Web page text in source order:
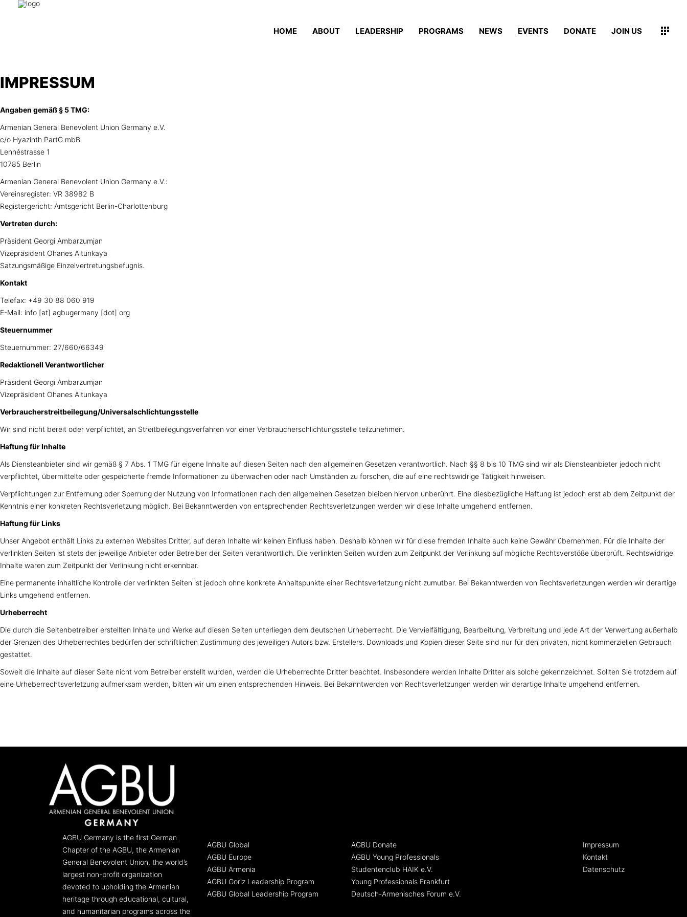
HOME ABOUT LEADERSHIP PROGRAMS NEWS EVENTS DONATE JOIN US
IMPRESSUM
Angaben gemäß § 5 TMG:
Armenian General Benevolent Union Germany e.V.
c/o Hyazinth PartG mbB
Lennéstrasse 1
10785 Berlin
Armenian General Benevolent Union Germany e.V.:
Vereinsregister: VR 38982 B
Registergericht: Amtsgericht Berlin-Charlottenburg
Vertreten durch:
Präsident Georgi Ambarzumjan
Vizepräsident Ohanes Altunkaya
Satzungsmäßige Einzelvertretungsbefugnis.
Kontakt
Telefax: +49 30 88 060 919
E-Mail: info [at] agbugermany [dot] org
Steuernummer
Steuernummer: 27/660/66349
Redaktionell Verantwortlicher
Präsident Georgi Ambarzumjan
Vizepräsident Ohanes Altunkaya
Verbraucherstreitbeilegung/Universalschlichtungsstelle
Wir sind nicht bereit oder verpflichtet, an Streitbeilegungsverfahren vor einer Verbraucherschlichtungsstelle teilzunehmen.
Haftung für Inhalte
Als Diensteanbieter sind wir gemäß § 7 Abs. 1 TMG für eigene Inhalte auf diesen Seiten nach den allgemeinen Gesetzen verantwortlich. Nach §§ 8 bis 10 TMG sind wir als Diensteanbieter jedoch nicht
verpflichtet, übermittelte oder gespeicherte fremde Informationen zu überwachen oder nach Umständen zu forschen, die auf eine rechtswidrige Tätigkeit hinweisen.
Verpflichtungen zur Entfernung oder Sperrung der Nutzung von Informationen nach den allgemeinen Gesetzen bleiben hiervon unberührt. Eine diesbezügliche Haftung ist jedoch erst ab dem Zeitpunkt der
Kenntnis einer konkreten Rechtsverletzung möglich. Bei Bekanntwerden von entsprechenden Rechtsverletzungen werden wir diese Inhalte umgehend entfernen.
Haftung für Links
Unser Angebot enthält Links zu externen Websites Dritter, auf deren Inhalte wir keinen Einfluss haben. Deshalb können wir für diese fremden Inhalte auch keine Gewähr übernehmen. Für die Inhalte der
verlinkten Seiten ist stets der jeweilige Anbieter oder Betreiber der Seiten verantwortlich. Die verlinkten Seiten wurden zum Zeitpunkt der Verlinkung auf mögliche Rechtsverstöße überprüft. Rechtswidrige
Inhalte waren zum Zeitpunkt der Verlinkung nicht erkennbar.
Eine permanente inhaltliche Kontrolle der verlinkten Seiten ist jedoch ohne konkrete Anhaltspunkte einer Rechtsverletzung nicht zumutbar. Bei Bekanntwerden von Rechtsverletzungen werden wir derartige
Links umgehend entfernen.
Urheberrecht
Die durch die Seitenbetreiber erstellten Inhalte und Werke auf diesen Seiten unterliegen dem deutschen Urheberrecht. Die Vervielfältigung, Bearbeitung, Verbreitung und jede Art der Verwertung außerhalb
der Grenzen des Urheberrechtes bedürfen der schriftlichen Zustimmung des jeweiligen Autors bzw. Erstellers. Downloads und Kopien dieser Seite sind nur für den privaten, nicht kommerziellen Gebrauch
gestattet.
Soweit die Inhalte auf dieser Seite nicht vom Betreiber erstellt wurden, werden die Urheberrechte Dritter beachtet. Insbesondere werden Inhalte Dritter als solche gekennzeichnet. Sollten Sie trotzdem auf
eine Urheberrechtsverletzung aufmerksam werden, bitten wir um einen entsprechenden Hinweis. Bei Bekanntwerden von Rechtsverletzungen werden wir derartige Inhalte umgehend entfernen.
AGBU Germany is the first German
Chapter of the AGBU, the Armenian
General Benevolent Union, the world’s
largest non-profit organization
devoted to upholding the Armenian
heritage through educational, cultural,
and humanitarian programs across the
AGBU Global
AGBU Europe
AGBU Armenia
AGBU Goriz Leadership Program
AGBU Global Leadership Program
AGBU Donate
AGBU Young Professionals
Studentenclub HAIK e.V.
Young Professionals Frankfurt
Deutsch-Armenisches Forum e.V.
Impressum
Kontakt
Datenschutz